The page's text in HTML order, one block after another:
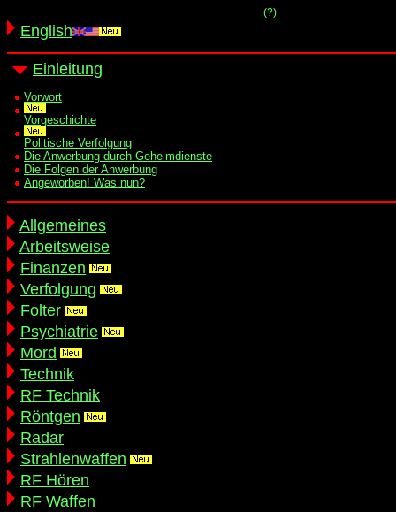
(?)
English
Einleitung
Vorwort
Vorgeschichte
Politische Verfolgung
Die Anwerbung durch Geheimdienste
Die Folgen der Anwerbung
Angeworben! Was nun?
Allgemeines
Arbeitsweise
Finanzen
Verfolgung
Folter
Psychiatrie
Mord
Technik
RF Technik
Röntgen
Radar
Strahlenwaffen
RF Hören
RF Waffen